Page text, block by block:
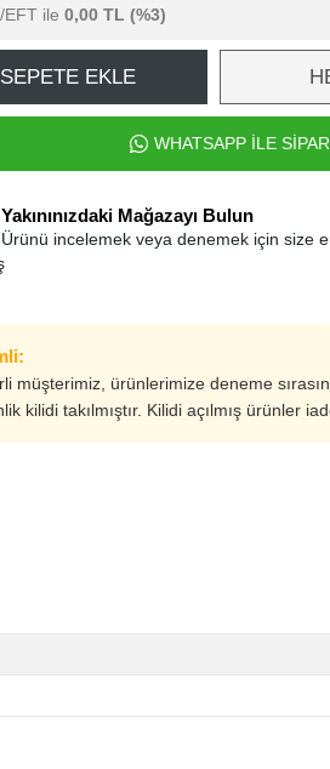
EFT ile 0,00 TL (%3)
SEPETE EKLE
WHATSAPP İLE
Yakınınızdaki Mağazayı Bulun
Ürünü incelemek veya denemek için size
müşterimiz, ürünlerimize deneme
kilidi takılmıştır. Kilidi açılmış ürünler